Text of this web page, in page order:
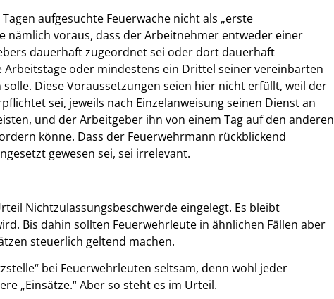
aufgesuchte Feuerwache nicht als „erste
nämlich voraus, dass der Arbeitnehmer entweder einer
dauerhaft zugeordnet sei oder dort dauerhaft
Arbeitstage oder mindestens ein Drittel seiner vereinbarten
Diese Voraussetzungen seien hier nicht erfüllt, weil der
sei, jeweils nach Einzelanweisung seinen Dienst an
und der Arbeitgeber ihn von einem Tag auf den anderen
könne. Dass der Feuerwehrmann rückblickend
gewesen sei, sei irrelevant.
Nichtzulassungsbeschwerde eingelegt. Es bleibt
Bis dahin sollten Feuerwehrleute in ähnlichen Fällen aber
steuerlich geltend machen.
bei Feuerwehrleuten seltsam, denn wohl jeder
„Einsätze.“ Aber so steht es im Urteil.